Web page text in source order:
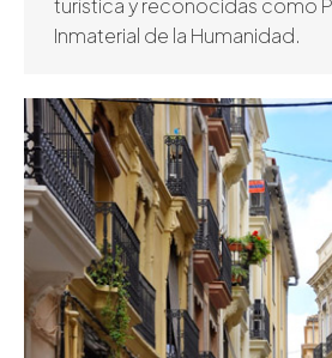
turística y reconocidas como
Inmaterial de la Humanidad.